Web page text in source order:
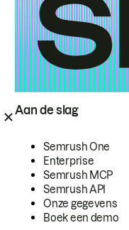
Aan de slag
Semrush One
Enterprise
Semrush MCP
Semrush API
Onze gegevens
Boek een demo